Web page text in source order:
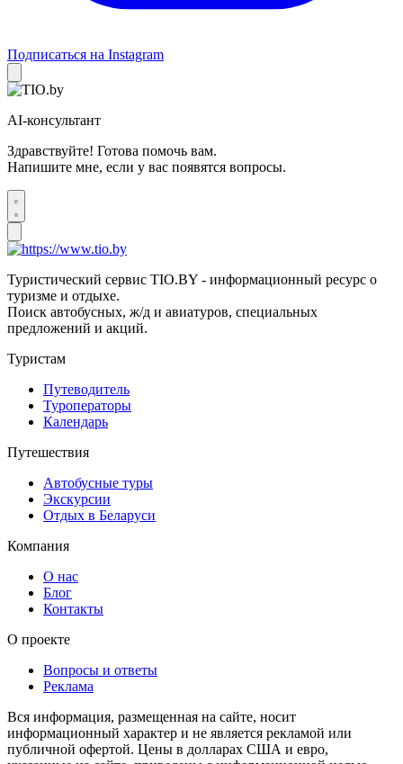
Подписаться на Instagram
AI-консультант
Здравствуйте! Готова помочь вам.
Напишите мне, если у вас появятся вопросы.
Туристический сервис TIO.BY - информационный ресурс о
туризме и отдыхе.
Поиск автобусных, ж/д и авиатуров, специальных
предложений и акций.
Туристам
Путеводитель
Туроператоры
Календарь
Путешествия
Автобусные туры
Экскурсии
Отдых в Беларуси
Компания
О нас
Блог
Контакты
О проекте
Вопросы и ответы
Реклама
Вся информация, размещенная на сайте, носит
информационный характер и не является рекламой или
публичной офертой. Цены в долларах США и евро,